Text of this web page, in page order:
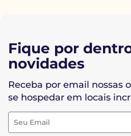
Fique por
novidades
Receba por email nossas
se hospedar em locais